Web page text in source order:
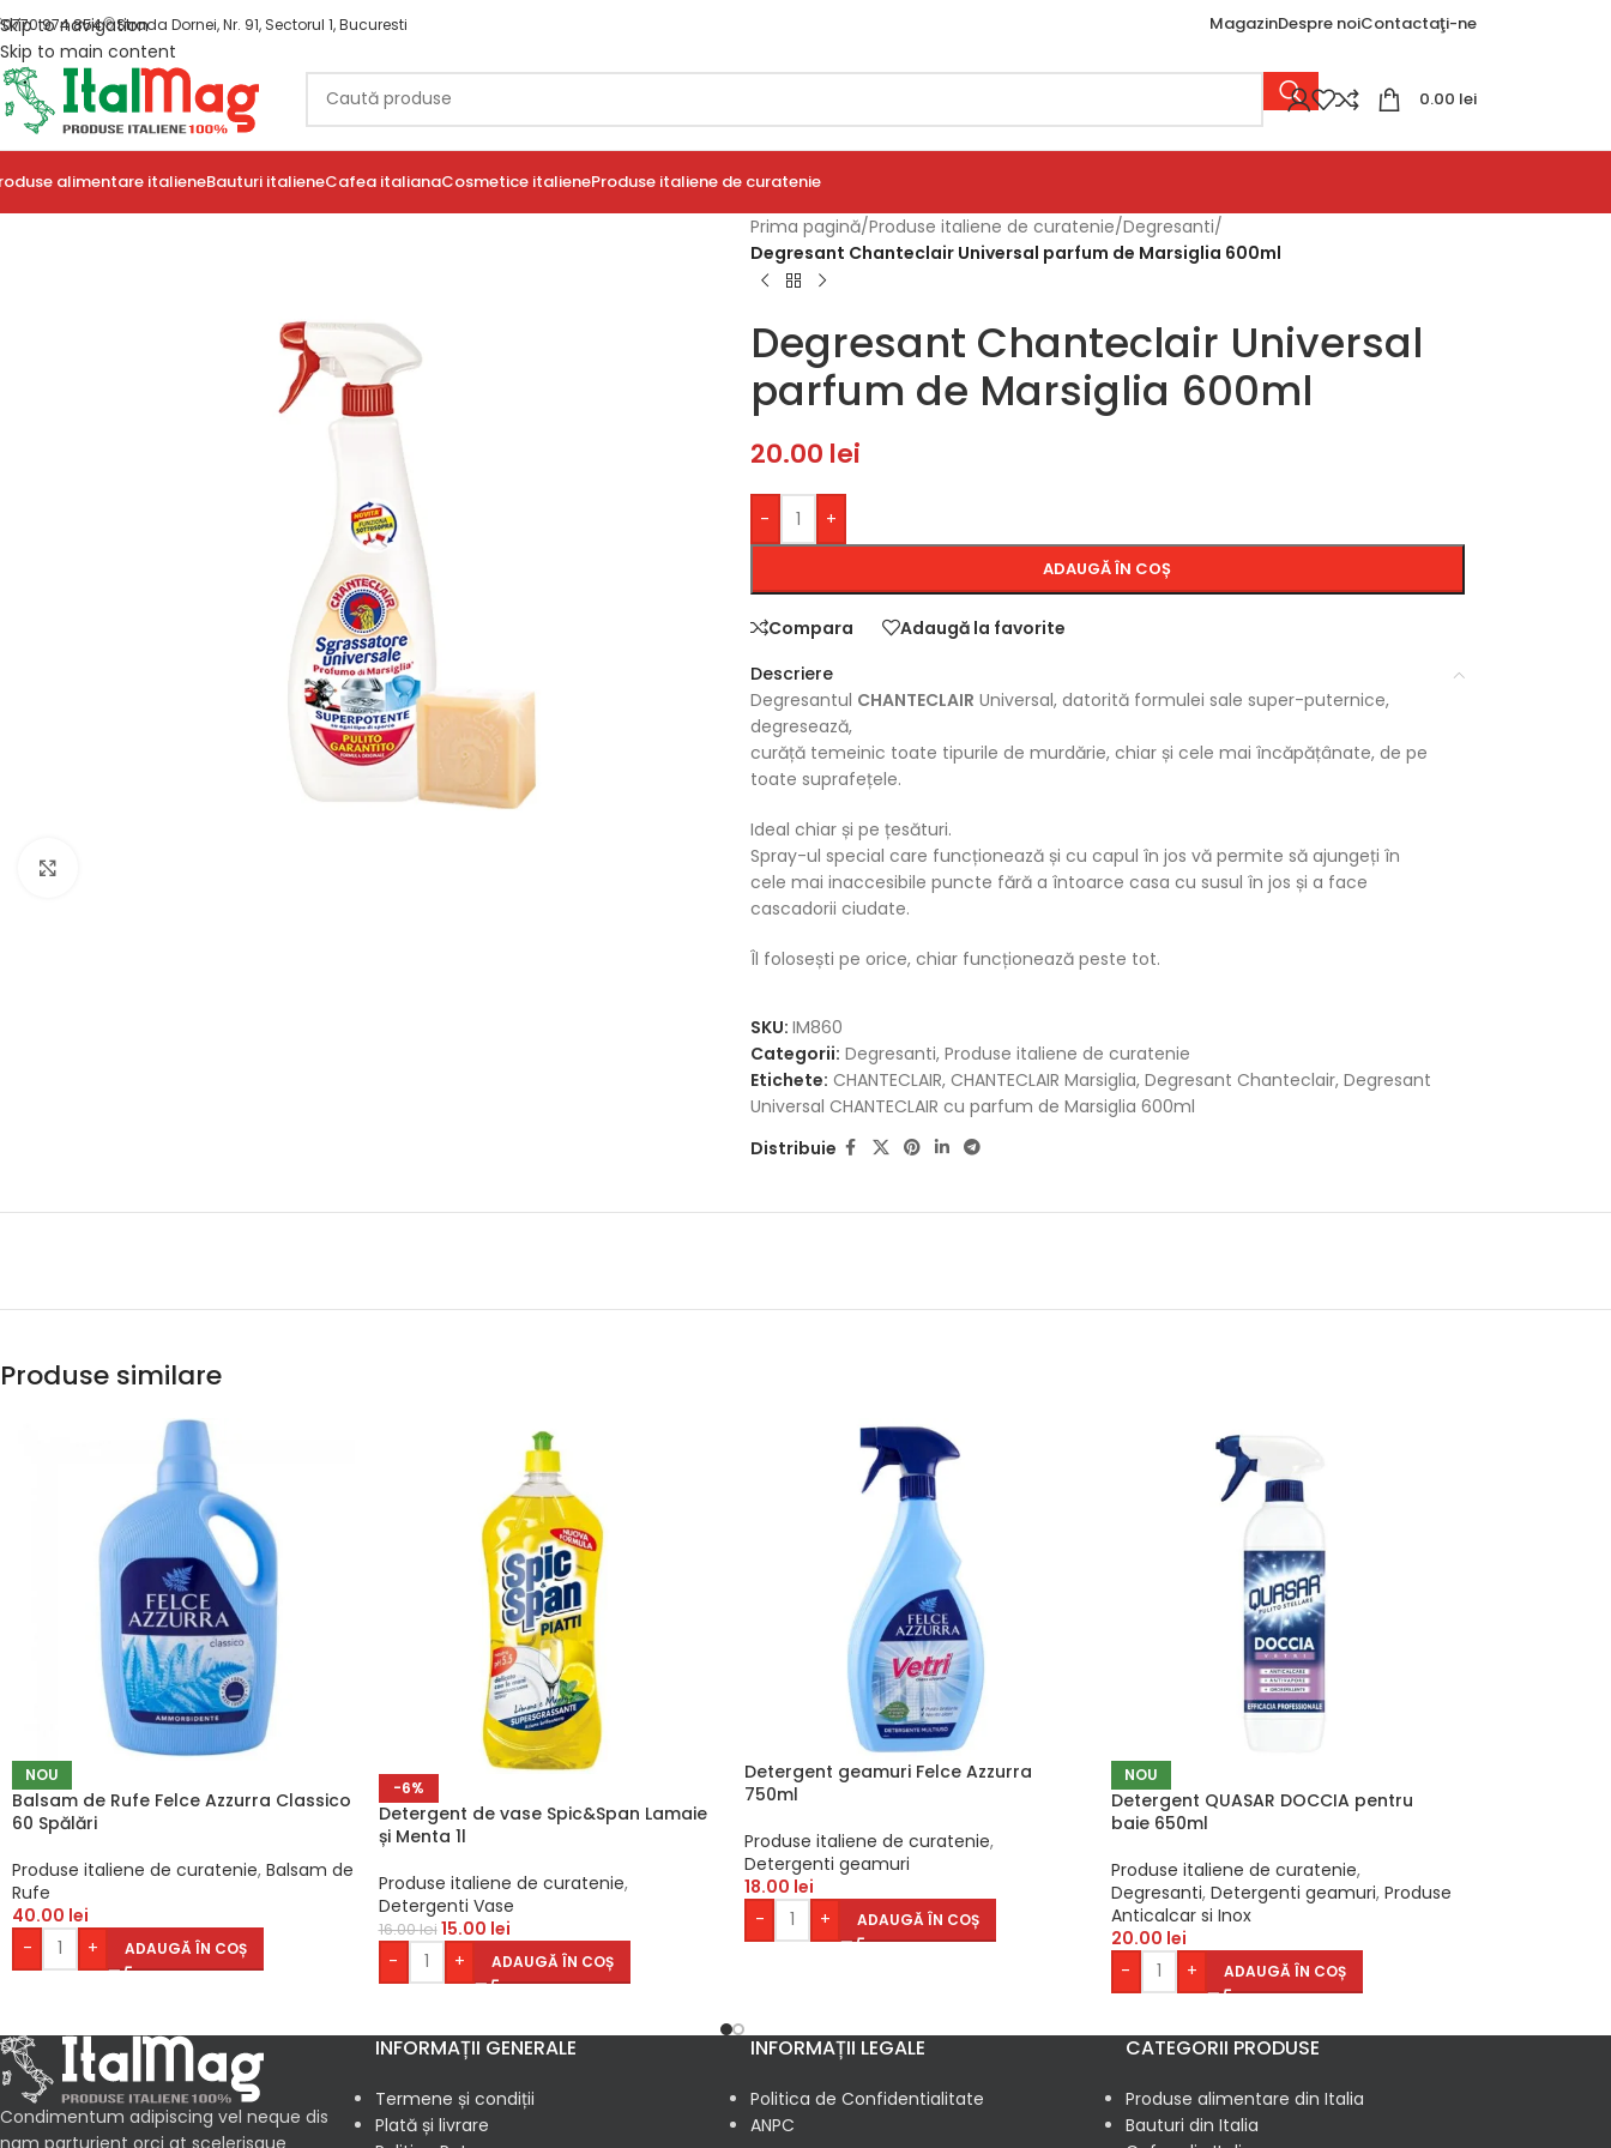
Skip to navigation
Skip to main content
0770 974 854 Strada Dornei, Nr. 91, Sectorul 1, Bucuresti MagazinDespre noiContactaţi-ne
0.00 lei
alimentare italieneBauturi italieneCafea italianaCosmetice italieneProduse italiene de curatenie
Prima pagină/Produse italiene de curatenie/Degresanti/
Degresant Chanteclair Universal parfum de Marsiglia 600ml
Degresant Chanteclair Universal
parfum de Marsiglia 600ml
20.00 lei
- +
ADAUGĂ ÎN COȘ
Compara
Adaugă la favorite
Descriere
Degresantul CHANTECLAIR Universal, datorită formulei sale super-puternice,
degresează,
curăță temeinic toate tipurile de murdărie, chiar și cele mai încăpățânate, de pe
toate suprafețele.
Ideal chiar și pe țesături.
Spray-ul special care funcționează și cu capul în jos vă permite să ajungeți în
cele mai inaccesibile puncte fără a întoarce casa cu susul în jos și a face
cascadorii ciudate.
Îl folosești pe orice, chiar funcționează peste tot.
SKU: IM860
Categorii: Degresanti, Produse italiene de curatenie
Etichete: CHANTECLAIR, CHANTECLAIR Marsiglia, Degresant Chanteclair, Degresant
Universal CHANTECLAIR cu parfum de Marsiglia 600ml
Distribuie
Produse similare
NOU
Balsam de Rufe Felce Azzurra Classico
60 Spălări
Produse italiene de curatenie, Balsam de
Rufe
40.00 lei
-
+ ADAUGĂ ÎN COȘ
-6%
Detergent de vase Spic&Span Lamaie
și Menta 1l
Produse italiene de curatenie,
Detergenti Vase
16.00lei 15.00 lei
-
+ ADAUGĂ ÎN COȘ
Detergent geamuri Felce Azzurra
750ml
Produse italiene de curatenie,
Detergenti geamuri
18.00 lei
-
+ ADAUGĂ ÎN COȘ
NOU
Detergent QUASAR DOCCIA pentru
baie 650ml
Produse italiene de curatenie,
Degresanti, Detergenti geamuri, Produse
Anticalcar si Inox
20.00 lei
-
+ ADAUGĂ ÎN COȘ
Condimentum adipiscing vel neque dis
nam parturient orci at scelerisque
INFORMAȚII GENERALE
Termene și condiții
Plată și livrare
INFORMAȚII LEGALE
Politica de Confidentialitate
ANPC
CATEGORII PRODUSE
Produse alimentare din Italia
Bauturi din Italia